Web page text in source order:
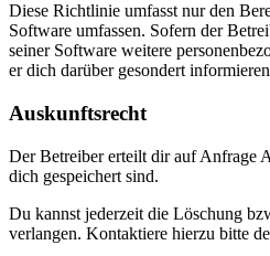
Diese Richtlinie umfasst nur den
Software umfassen. Sofern der
seiner Software weitere
er dich darüber gesondert
Auskunftsrecht
Der Betreiber erteilt dir auf Anfrage
dich gespeichert sind.
Du kannst jederzeit die Löschung
verlangen. Kontaktiere hierzu bitte